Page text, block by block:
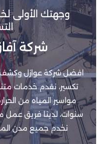
وجهتك الأولى
شركة
افضل شركة عوازل وكشف
تكسير، نقدم خدمات
نخدم جميع مدن